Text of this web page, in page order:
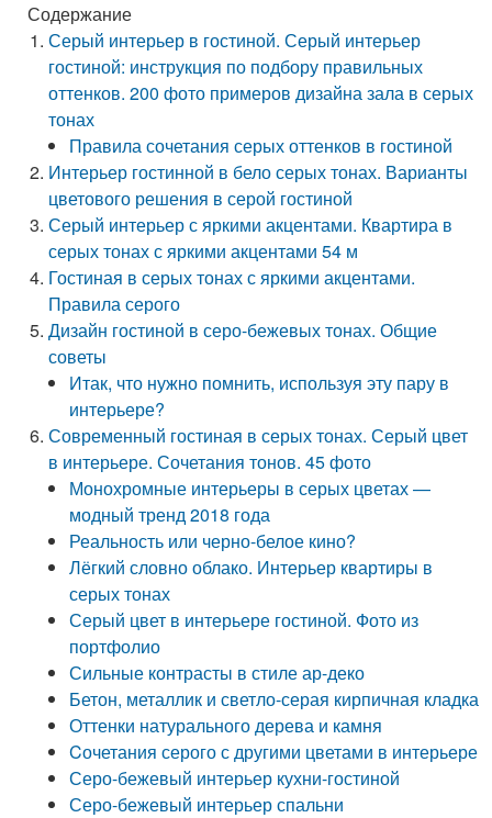
Содержание
Серый интерьер в гостиной. Серый интерьер
гостиной: инструкция по подбору правильных
оттенков. 200 фото примеров дизайна зала в серых
тонах
Правила сочетания серых оттенков в гостиной
Интерьер гостинной в бело серых тонах. Варианты
цветового решения в серой гостиной
Серый интерьер с яркими акцентами. Квартира в
серых тонах с яркими акцентами 54 м
Гостиная в серых тонах с яркими акцентами.
Правила серого
Дизайн гостиной в серо-бежевых тонах. Общие
советы
Итак, что нужно помнить, используя эту пару в
интерьере?
Современный гостиная в серых тонах. Серый цвет
в интерьере. Сочетания тонов. 45 фото
Монохромные интерьеры в серых цветах —
модный тренд 2018 года
Реальность или черно-белое кино?
Лёгкий словно облако. Интерьер квартиры в
серых тонах
Серый цвет в интерьере гостиной. Фото из
портфолио
Сильные контрасты в стиле ар-деко
Бетон, металлик и светло-серая кирпичная кладка
Оттенки натурального дерева и камня
Cочетания серого с другими цветами в интерьере
Серо-бежевый интерьер кухни-гостиной
Серо-бежевый интерьер спальни